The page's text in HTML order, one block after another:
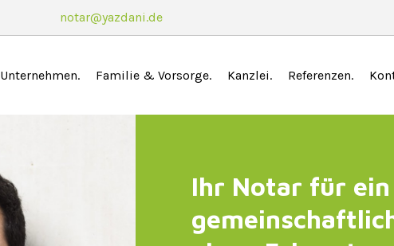
notar@yazdani.de
Unternehmen Familie & Vorsorge Kanzlei Referenzen
Ihr Notar für ein